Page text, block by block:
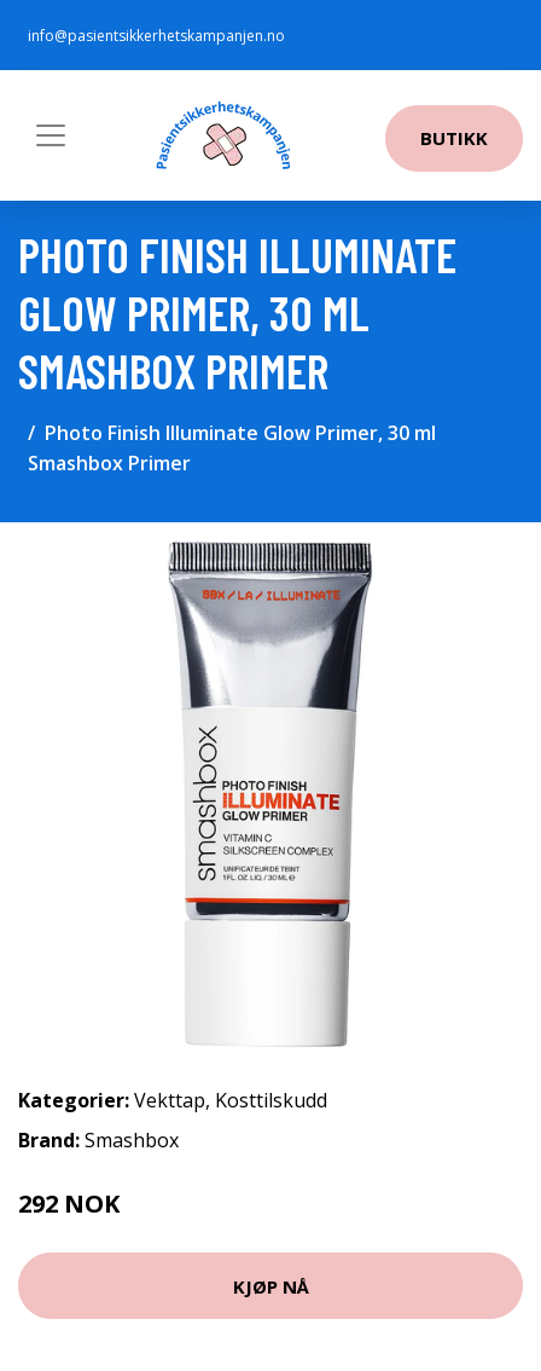
info@pasientsikkerhetskampanjen.no
BUTIKK
PHOTO FINISH ILLUMINATE
GLOW PRIMER, 30 ML
SMASHBOX PRIMER
Photo Finish Illuminate Glow Primer, 30 ml
Smashbox Primer
Kategorier:Vekttap, Kosttilskudd
Brand:Smashbox
292 NOK
KJØP NÅ